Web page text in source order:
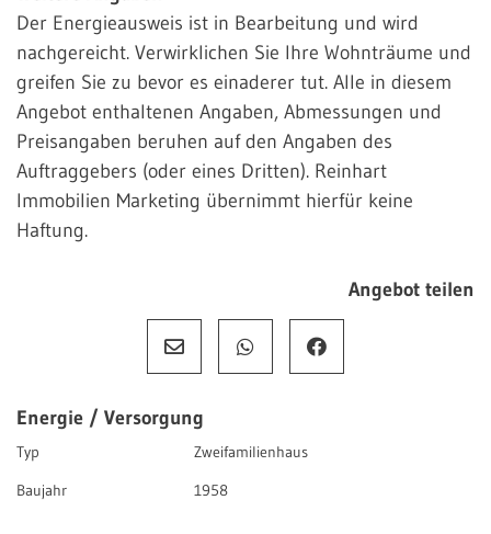
Der Energieausweis ist in Bearbeitung und wird
nachgereicht. Verwirklichen Sie Ihre Wohnträume und
greifen Sie zu bevor es einaderer tut. Alle in diesem
Angebot enthaltenen Angaben, Abmessungen und
Preisangaben beruhen auf den Angaben des
Auftraggebers (oder eines Dritten). Reinhart
Immobilien Marketing übernimmt hierfür keine
Haftung.
Angebot teilen
Energie / Versorgung
Typ
Zweifamilienhaus
Baujahr
1958